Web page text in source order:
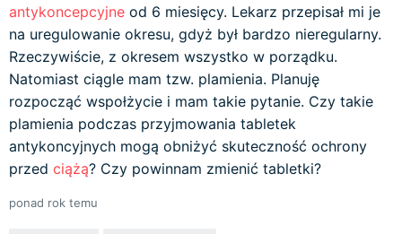
antykoncepcyjne od 6 miesięcy. Lekarz przepisał mi je
na uregulowanie okresu, gdyż był bardzo nieregularny.
Rzeczywiście, z okresem wszystko w porządku.
Natomiast ciągle mam tzw. plamienia. Planuję
rozpocząć wspołżycie i mam takie pytanie. Czy takie
plamienia podczas przyjmowania tabletek
antykoncyjnych mogą obniżyć skuteczność ochrony
przed ciążą? Czy powinnam zmienić tabletki?
ponad rok temu